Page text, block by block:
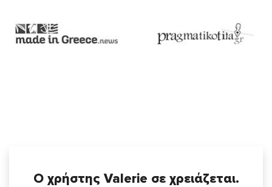
Ο χρήστης Valerie σε χρειάζεται.